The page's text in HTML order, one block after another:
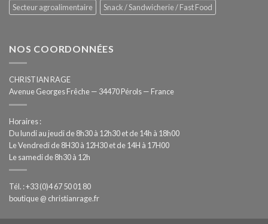
Secteur agroalimentaire
Snack / Sandwicherie / Fast Food
NOS COORDONNÉES
CHRISTIAN RAGE
Avenue Georges Frêche — 34470 Pérols — France
Horaires :
Du lundi au jeudi de 8h30 à 12h30 et de 14h à 18h00
Le Vendredi de 8H30 à 12H30 et de 14H à 17H00
Le samedi de 8h30 à 12h
Tél. : +33 (0)4 67 50 01 80
boutique @ christianrage.fr